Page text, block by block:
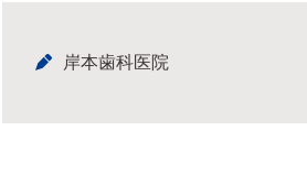
岸本歯科医院